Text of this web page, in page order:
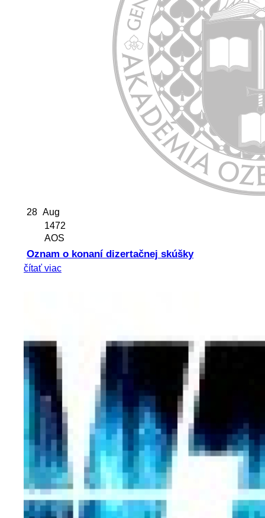
28 Aug
1472
AOS
Oznam o konaní dizertačnej skúšky
čítať viac